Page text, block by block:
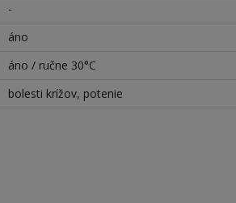
-
áno
áno / ručne 30°C
bolesti krížov, potenie